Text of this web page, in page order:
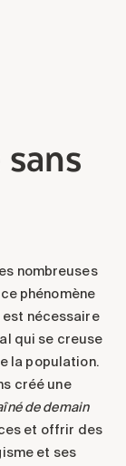
nombreuses
phénomène
nécessaire
qui se creuse
la population.
créé une
de demain
et offrir des
et ses